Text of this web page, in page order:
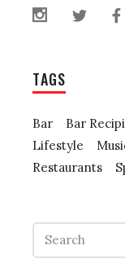
TAGS
Bar Bar
Lifestyle
Restaurants